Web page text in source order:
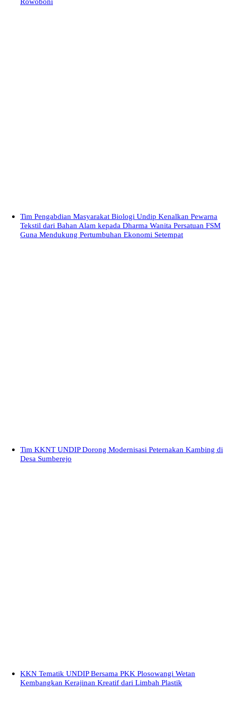
Tim Pengabdian Masyarakat Biologi Undip Kenalkan Pewarna
Tekstil dari Bahan Alam kepada Dharma Wanita Persatuan FSM
Guna Mendukung Pertumbuhan Ekonomi Setempat
Tim KKNT UNDIP Dorong Modernisasi Peternakan Kambing di
Desa Sumberejo
KKN Tematik UNDIP Bersama PKK Plosowangi Wetan
Kembangkan Kerajinan Kreatif dari Limbah Plastik